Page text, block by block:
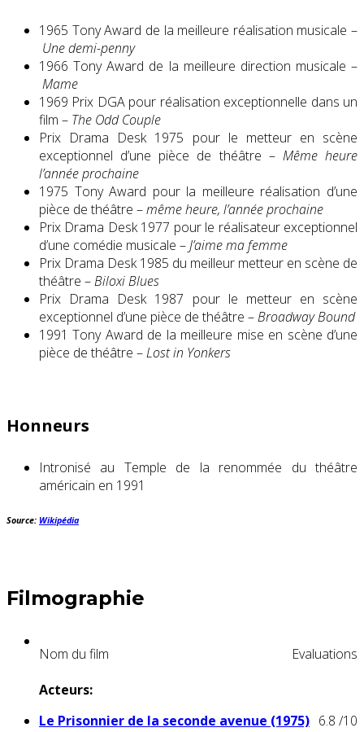
1965 Tony Award de la meilleure réalisation musicale –
Une demi-penny
1966 Tony Award de la meilleure direction musicale –
Mame
1969 Prix ​​DGA pour réalisation exceptionnelle dans un
film – The Odd Couple
Prix Drama Desk 1975 pour le metteur en scène
exceptionnel d’une pièce de théâtre – Même heure
l’année prochaine
1975 Tony Award pour la meilleure réalisation d’une
pièce de théâtre –même heure, l’année prochaine
Prix ​​Drama Desk 1977 pour le réalisateur exceptionnel
d’une comédie musicale –J’aime ma femme
Prix ​​Drama Desk 1985 du meilleur metteur en scène de
théâtre –Biloxi Blues
Prix Drama Desk 1987 pour le metteur en scène
exceptionnel d’une pièce de théâtre –Broadway Bound
1991 Tony Award de la meilleure mise en scène d’une
pièce de théâtre –Lost in Yonkers
Honneurs
Intronisé au Temple de la renommée du théâtre
américain en 1991
Source: Wikipédia
Filmographie
Nom du film
Evaluations
Acteurs:
Le Prisonnier de la seconde avenue (1975) 6.8 /10